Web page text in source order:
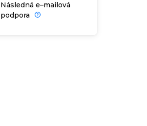
Následná e–mailová
podpora